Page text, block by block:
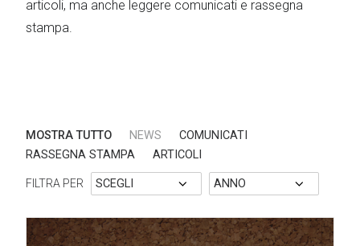
articoli, ma anche leggere comunicati e rassegna
stampa.
MOSTRA TUTTO NEWS
COMUNICATI
RASSEGNA STAMPA
ARTICOLI
FILTRA PER